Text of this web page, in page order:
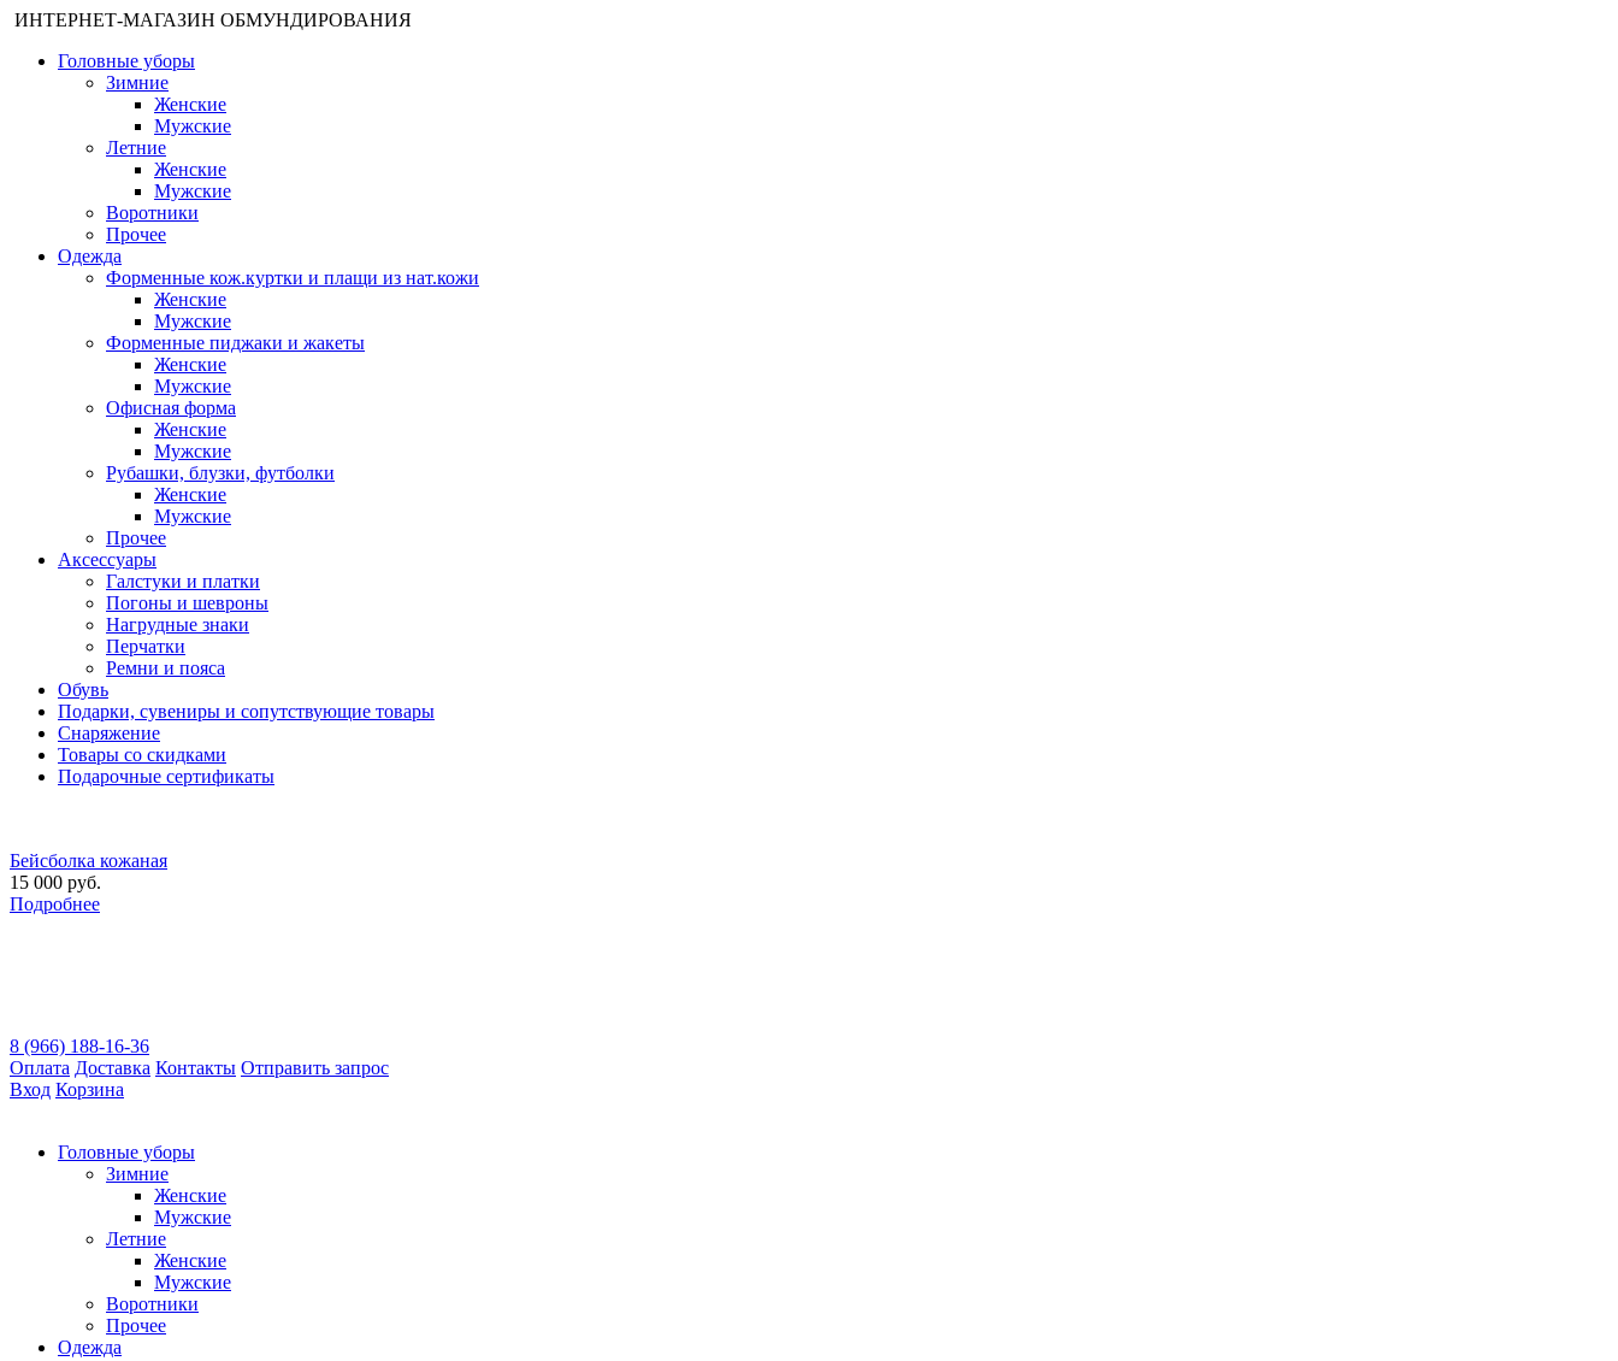
ИНТЕРНЕТ-МАГАЗИН ОБМУНДИРОВАНИЯ
Головные уборы
Зимние
Женские
Мужские
Летние
Женские
Мужские
Воротники
Прочее
Одежда
Форменные кож.куртки и плащи из нат.кожи
Женские
Мужские
Форменные пиджаки и жакеты
Женские
Мужские
Офисная форма
Женские
Мужские
Рубашки, блузки, футболки
Женские
Мужские
Прочее
Аксессуары
Галстуки и платки
Погоны и шевроны
Нагрудные знаки
Перчатки
Ремни и пояса
Обувь
Подарки, сувениры и сопутствующие товары
Снаряжение
Товары со скидками
Подарочные сертификаты
Бейсболка кожаная
15 000 руб.
Подробнее
8 (966) 188-16-36
Оплата Доставка Контакты Отправить запрос
Вход Корзина
Головные уборы
Зимние
Женские
Мужские
Летние
Женские
Мужские
Воротники
Прочее
Одежда